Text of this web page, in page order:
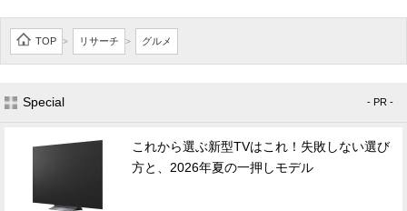
TOP > リサーチ > グルメ
Special - PR -
これから選ぶ新型TVはこれ！失敗しない選び
方と、2026年夏の一押しモデル